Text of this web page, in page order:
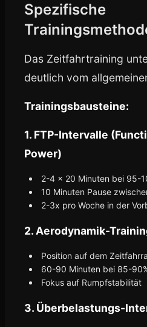
Spezifische
Das Zeitfahrtraining
deutlich vom
Trainingsbausteine:
1. FTP-Intervalle
Power)
2-4 x 20 Minuten bei 95-
10 Minuten Pause
2-3x pro Woche in der
2. Aerodynamik-
Position auf dem
60-90 Minuten bei 85-
Fokus auf Rumpfstabilität
3. Überbelastungs-